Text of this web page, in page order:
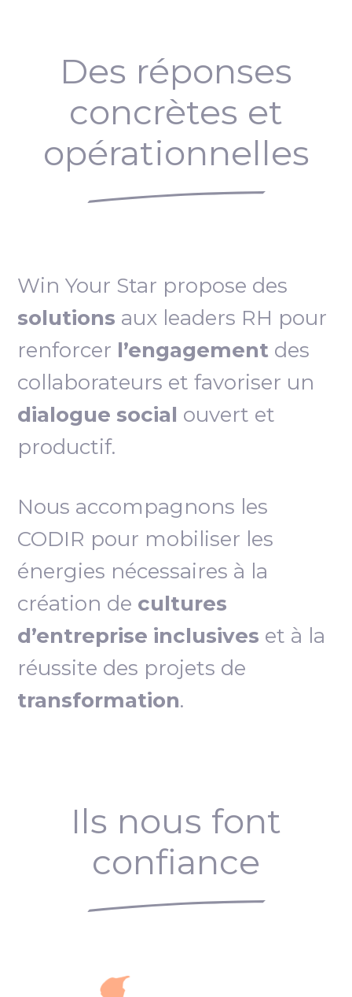
Des réponses
concrètes et
opérationnelles
Win Your Star propose des
solutions aux leaders RH pour
renforcer l’engagement des
collaborateurs et favoriser un
dialogue social ouvert et
productif.
Nous accompagnons les
CODIR pour mobiliser les
énergies nécessaires à la
création de cultures
d’entreprise inclusives et à la
réussite des projets de
transformation.
Ils nous font
confiance